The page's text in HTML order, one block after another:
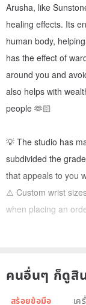
Arusha, like
healing effects. Its
human body,
has the effect of
around you and
also helps with
people 🫶🏻
💡 The studio has
subdivided the
that appeals to you
⚠️ Custom wrist
when placing an
Suitable for general
If you need a
คนอื่นๆ ก็ดูสิ
สร้อยข้อมือ เค